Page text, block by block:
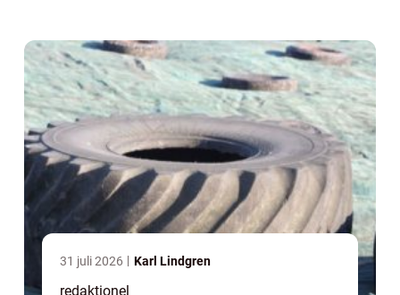
31 juli 2026 Karl Lindgren
redaktionel